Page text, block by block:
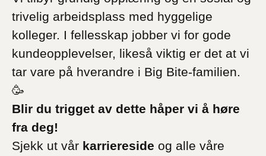
trivelig arbeidsplass med hyggelige
kolleger. I fellesskap jobber vi for gode
kundeopplevelser, likeså viktig er det at vi
tar vare på hverandre i Big Bite-familien.
🥳
Blir du trigget av dette håper vi å høre
fra deg!
Sjekk ut vår karriereside og alle våre